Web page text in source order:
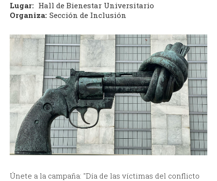
Lugar: Hall de Bienestar Universitario
Organiza: Sección de Inclusión
Únete a la campaña: "Día de las víctimas del conflicto